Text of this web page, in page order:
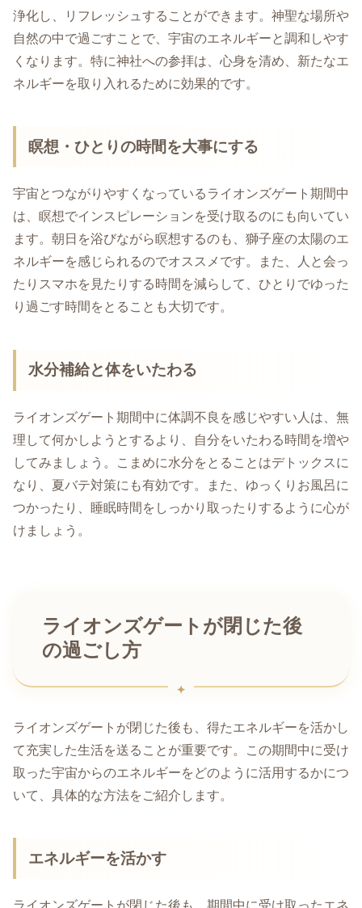
浄化し、リフレッシュすることができます。神聖な場所や
自然の中で過ごすことで、宇宙のエネルギーと調和しやす
くなります。特に神社への参拝は、心身を清め、新たなエ
ネルギーを取り入れるために効果的です。
瞑想・ひとりの時間を大事にする
宇宙とつながりやすくなっているライオンズゲート期間中
は、瞑想でインスピレーションを受け取るのにも向いてい
ます。朝日を浴びながら瞑想するのも、獅子座の太陽のエ
ネルギーを感じられるのでオススメです。また、人と会っ
たりスマホを見たりする時間を減らして、ひとりでゆった
り過ごす時間をとることも大切です。
水分補給と体をいたわる
ライオンズゲート期間中に体調不良を感じやすい人は、無
理して何かしようとするより、自分をいたわる時間を増や
してみましょう。こまめに水分をとることはデトックスに
なり、夏バテ対策にも有効です。また、ゆっくりお風呂に
つかったり、睡眠時間をしっかり取ったりするように心が
けましょう。
ライオンズゲートが閉じた後
の過ごし方
ライオンズゲートが閉じた後も、得たエネルギーを活かし
て充実した生活を送ることが重要です。この期間中に受け
取った宇宙からのエネルギーをどのように活用するかにつ
いて、具体的な方法をご紹介します。
エネルギーを活かす